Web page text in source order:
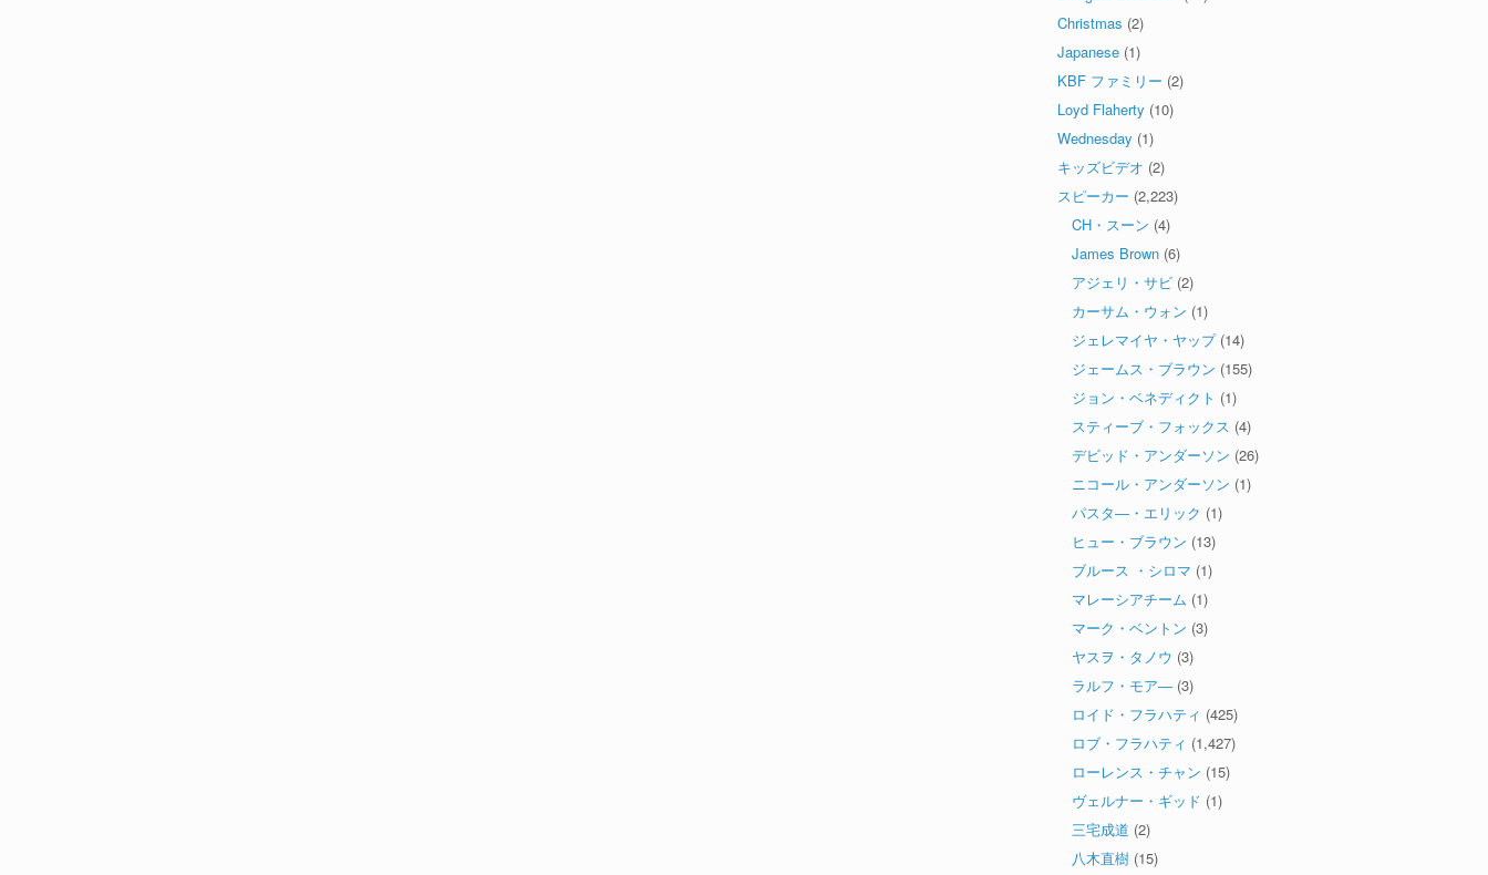
Christmas (2)
Japanese (1)
KBF ファミリー (2)
Loyd Flaherty (10)
Wednesday (1)
キッズビデオ (2)
スピーカー (2,223)
CH・スーン (4)
James Brown (6)
アジェリ・サビ (2)
カーサム・ウォン (1)
ジェレマイヤ・ヤップ(14)
ジェームス・ブラウン (155)
ジョン・ベネディクト (1)
スティーブ・フォックス (4)
デビッド・アンダーソン (26)
ニコール・アンダーソン (1)
パスタ―・エリック (1)
ヒュー・ブラウン (13)
ブルース ・シロマ (1)
マレーシアチーム (1)
マーク・ベントン (3)
ヤスヲ・タノウ (3)
ラルフ・モア― (3)
ロイド・フラハティ (425)
ロブ・フラハティ (1,427)
ローレンス・チャン (15)
ヴェルナー・ギッド (1)
三宅成道 (2)
八木直樹 (15)